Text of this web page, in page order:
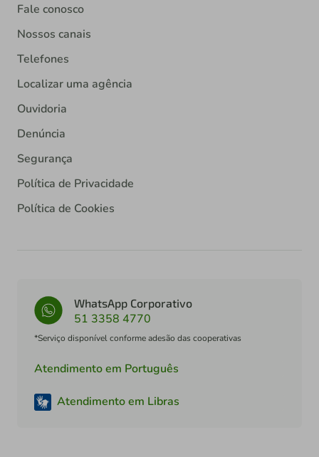
Fale conosco
Nossos canais
Telefones
Localizar uma agência
Ouvidoria
Denúncia
Segurança
Política de Privacidade
Política de Cookies
WhatsApp Corporativo
51 3358 4770
*Serviço disponível conforme adesão das cooperativas
Atendimento em Português
Atendimento em Libras